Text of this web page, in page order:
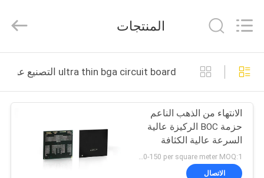
الصفحة
الرئيسية
منتجات
معلومات
Co.,Ltd..
المنتجات
ultra thin bga circuit board التصنيع عبر الإنترنت
الانتهاء من الذهب الناعم
حزمة BOC الركيزة عالية
السرعة عالية الكثافة
لشريحة الذاكرة
US 120-150 per square meter MOQ:1 مترا مربعا
الاتصال